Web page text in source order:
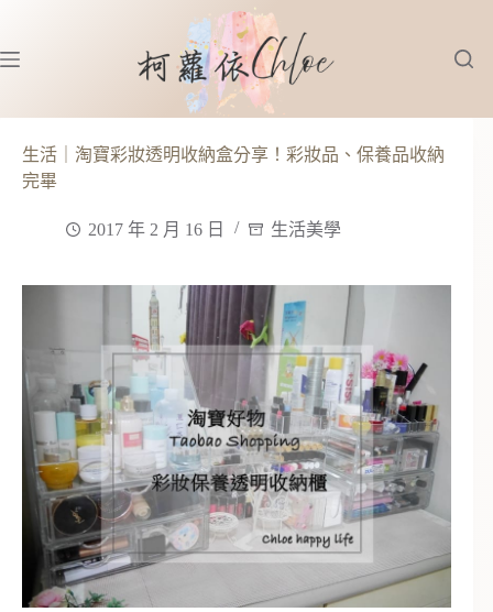
主
內
生活｜淘寶彩妝透明收納盒分享！彩妝品、保養品收納
完畢
2017 年 2 月 16 日 生活美學